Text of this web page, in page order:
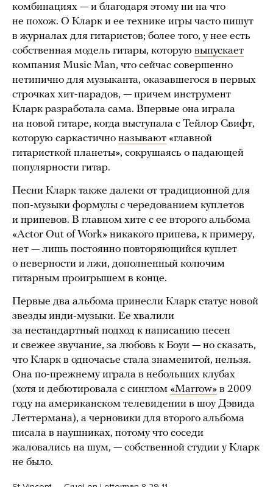
комбинациях — и благодаря этому ни на что
не похож. О Кларк и ее технике игры часто пишут
в журналах для гитаристов; более того, у нее есть
собственная модель гитары, которую выпускает
компания Music Man, что сейчас совершенно
нетипично для музыканта, оказавшегося в первых
строчках хит-парадов, — причем инструмент
Кларк разработала сама. Впервые она играла
на новой гитаре, когда выступала с Тейлор Свифт,
которую саркастично называют «главной
гитаристкой планеты», сокрушаясь о падающей
популярности гитар.
Песни Кларк также далеки от традиционной для
поп-музыки формулы с чередованием куплетов
и припевов. В главном хите с ее второго альбома
«Actor Out of Work» никакого припева, к примеру,
нет — лишь постоянно повторяющийся куплет
о неверности и лжи, дополненный колючим
гитарным проигрышем в конце.
Первые два альбома принесли Кларк статус новой
звезды инди-музыки. Ее хвалили
за нестандартный подход к написанию песен
и свежее звучание, за любовь к Боуи — но сказать,
что Кларк в одночасье стала знаменитой, нельзя.
Она по-прежнему играла в небольших клубах
(хотя и дебютировала с синглом «Marrow» в 2009
году на американском телевидении в шоу Дэвида
Леттермана), а черновики для второго альбома
писала в наушниках, потому что соседи
жаловались на шум, — собственной студии у Кларк
не было.